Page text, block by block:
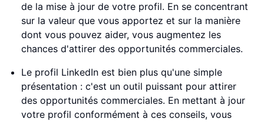
de la mise à jour de votre profil. En se concentrant
sur la valeur que vous apportez et sur la manière
dont vous pouvez aider, vous augmentez les
chances d'attirer des opportunités commerciales.
Le profil LinkedIn est bien plus qu'une simple
présentation : c'est un outil puissant pour attirer
des opportunités commerciales. En mettant à jour
votre profil conformément à ces conseils, vous